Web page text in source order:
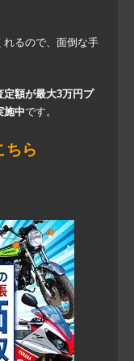
れるので、面倒な手
定額が最大3万円プ
施中です。
ちら